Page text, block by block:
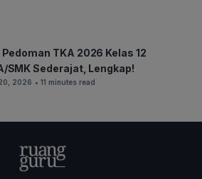
Pedoman TKA 2026 Kelas 12
SMK Sederajat, Lengkap!
2026 • 11 minutes read